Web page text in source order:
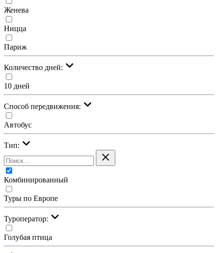
Женева
Ницца
Париж
Количество дней:
10 дней
Cпособ передвижения:
Автобус
Тип:
Комбинированный
Туры по Европе
Туроператор:
Голубая птица